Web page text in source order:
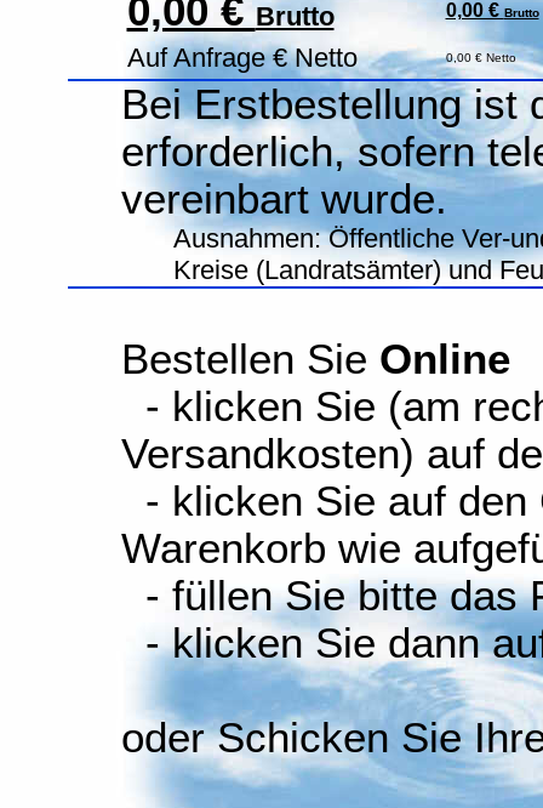
0,00 €Brutto 0,00 € Brutto
Auf Anfrage € Netto 0,00 € Netto
Bei Erstbestellung ist
erforderlich, sofern
vereinbart wurde.
Ausnahmen: Öffentliche Ver-
Kreise (Landratsämter) und
Bestellen Sie Online
- klicken Sie (am
Versandkosten) auf
- klicken Sie auf
Warenkorb wie
- füllen Sie bitte das
- klicken Sie dann
oder Schicken Sie